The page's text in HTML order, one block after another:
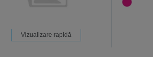
Vizualizare rapidă